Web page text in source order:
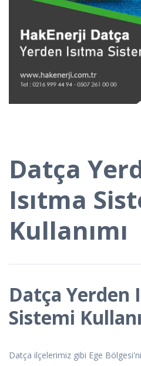
Datça
Isıtma
Kullanımı
Datça Yerden
Sistemi
Datça ilçelerimiz gibi Ege